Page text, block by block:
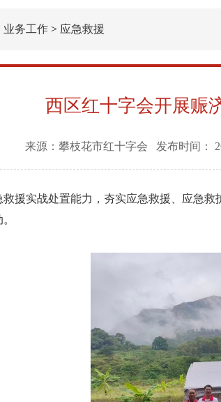
业务工作 > 应急救援
西区红十字会开展赈
来源： 攀枝花市红十字会 发布时间：
实战处置能力，夯实应急救援、应急救